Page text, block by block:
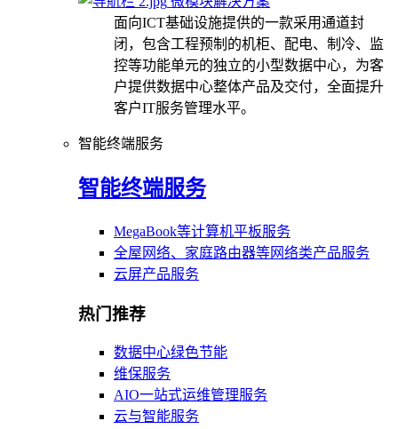
面向ICT基础设施提供的一款采用通道封
闭，包含工程预制的机柜、配电、制冷、监
控等功能单元的独立的小型数据中心，为客
户提供数据中心整体产品及交付，全面提升
客户IT服务管理水平。
智能终端服务
智能终端服务
MegaBook等计算机平板服务
全屋网络、家庭路由器等网络类产品服务
云屏产品服务
热门推荐
数据中心绿色节能
维保服务
AIO一站式运维管理服务
云与智能服务